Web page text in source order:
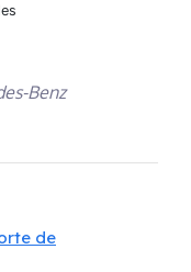
Benz
de